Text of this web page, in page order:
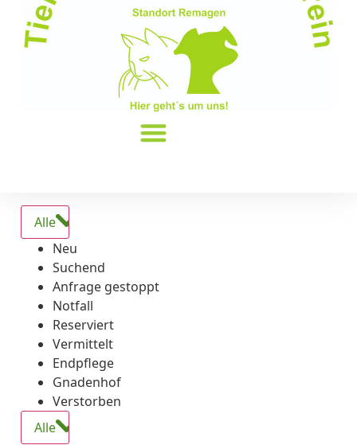
Alle
Neu
Suchend
Anfrage gestoppt
Notfall
Reserviert
Vermittelt
Endpflege
Gnadenhof
Verstorben
Alle